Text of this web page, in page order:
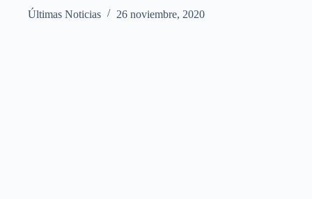
Últimas Noticias 26 noviembre, 2020